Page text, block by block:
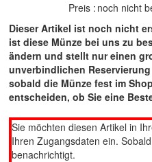
Preis : noch nicht
Dieser Artikel ist noch nicht
ist diese Münze bei uns zu
ändern und stellt nur einen
unverbindlichen
sobald die Münze fest im
entscheiden, ob Sie eine
Sie möchten diesen Artikel in
Ihren Zugangsdaten ein.
benachrichtigt.